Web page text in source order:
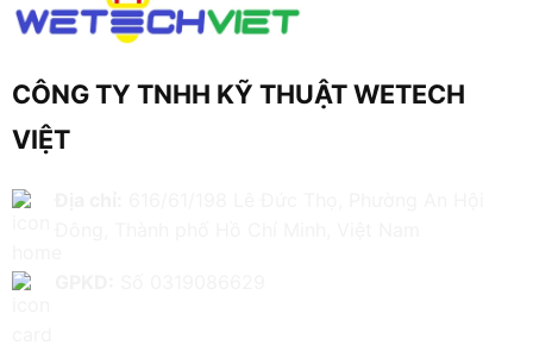
CÔNG TY TNHH KỸ THUẬT WETECH
VIỆT